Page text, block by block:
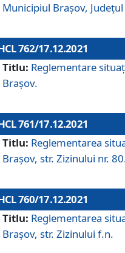
Municipiul Brașov,
762/17.12.2021
Titlu: Reglementare
Brașov.
761/17.12.2021
Titlu: Reglementarea
Brașov, str. Zizinului nr.
760/17.12.2021
Titlu: Reglementarea
Brașov, str. Zizinului f.n.